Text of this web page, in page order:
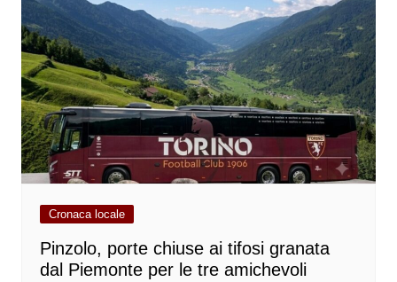
Cronaca locale
Pinzolo, porte chiuse ai tifosi granata
dal Piemonte per le tre amichevoli